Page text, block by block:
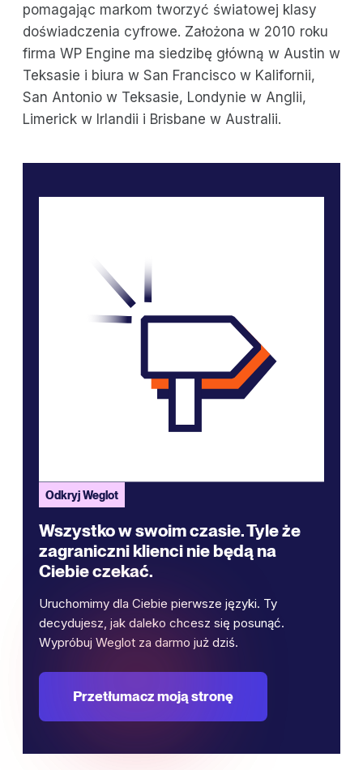
pomagając markom tworzyć światowej klasy
doświadczenia cyfrowe. Założona w 2010 roku
firma WP Engine ma siedzibę główną w Austin w
Teksasie i biura w San Francisco w Kalifornii,
San Antonio w Teksasie, Londynie w Anglii,
Limerick w Irlandii i Brisbane w Australii.
Odkryj Weglot
Wszystko w swoim czasie. Tyle że
zagraniczni klienci nie będą na
Ciebie czekać.
Uruchomimy dla Ciebie pierwsze języki. Ty
decydujesz, jak daleko chcesz się posunąć.
Wypróbuj Weglot za darmo już dziś.
Przetłumacz moją stronę